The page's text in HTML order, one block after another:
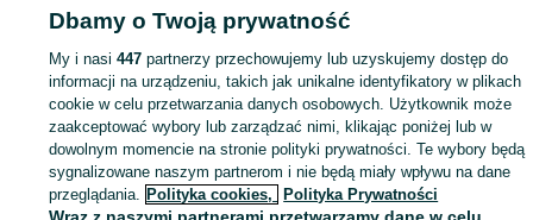
Zaloguj się lub załóż konto na OLX, aby skontaktować się z
sprzedającym
Zaloguj się / Załóż konto
Dbamy o Twoją prywatność
My i nasi447 partnerzy przechowujemy lub uzyskujemy dostęp do
informacji na urządzeniu, takich jak unikalne identyfikatory w plikach
cookie w celu przetwarzania danych osobowych. Użytkownik może
zaakceptować wybory lub zarządzać nimi, klikając poniżej lub w
dowolnym momencie na stronie polityki prywatności. Te wybory będą
sygnalizowane naszym partnerom i nie będą miały wpływu na dane
przeglądania. Polityka cookies, Polityka Prywatności